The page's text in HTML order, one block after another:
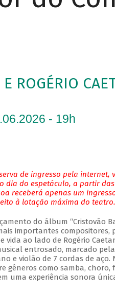
ROGÉRIO
- 19h
de ingresso pela
dia do espetáculo, a partir
receberá apenas um
à lotação máxima do teatro.
do álbum “Cristovão
importantes
vida ao lado de Rogério
entrosado, marcado
e violão de 7 cordas de
como samba, choro,
uma experiência sonora